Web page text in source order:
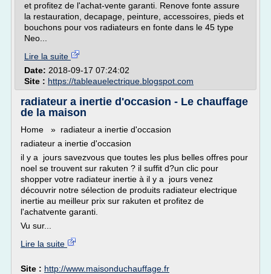
et profitez de l'achat-vente garanti. Renove fonte assure
la restauration, decapage, peinture, accessoires, pieds et
bouchons pour vos radiateurs en fonte dans le 45 type
Neo...
Lire la suite
Date: 2018-09-17 07:24:02
Site : https://tableauelectrique.blogspot.com
radiateur a inertie d'occasion - Le chauffage
de la maison
Home » radiateur a inertie d'occasion
radiateur a inertie d'occasion
il y a jours savezvous que toutes les plus belles offres pour
noel se trouvent sur rakuten ? il suffit d?un clic pour
shopper votre radiateur inertie à il y a jours venez
découvrir notre sélection de produits radiateur electrique
inertie au meilleur prix sur rakuten et profitez de
l'achatvente garanti.
Vu sur...
Lire la suite
Site : http://www.maisonduchauffage.fr